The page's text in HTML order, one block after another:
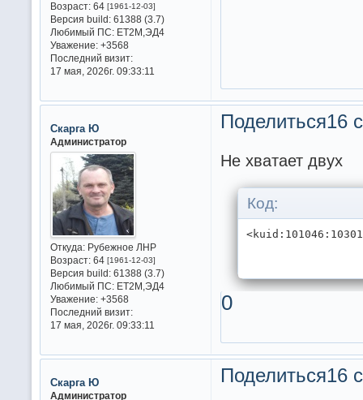
Возраст:64 [1961-12-03]
Версия build:61388 (3.7)
Любимый ПС:ET2M,ЭД4
Уважение: +3568
Последний визит:
17 мая, 2026г. 09:33:11
Поделиться16
Скарга Ю
Администратор
Откуда:Рубежное ЛНР
Возраст:64 [1961-12-03]
Версия build:61388 (3.7)
Любимый ПС:ET2M,ЭД4
Уважение: +3568
Последний визит:
17 мая, 2026г. 09:33:11
Не хватает двух
Код:
0
Поделиться16
Скарга Ю
Администратор